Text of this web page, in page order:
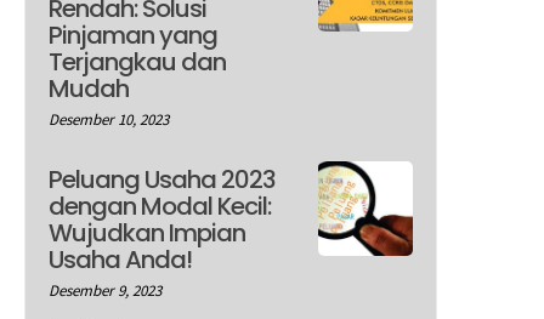
Rendah: Solusi
Pinjaman yang
Terjangkau dan
Mudah
Desember 10, 2023
Peluang Usaha 2023
dengan Modal Kecil:
Wujudkan Impian
Usaha Anda!
Desember 9, 2023